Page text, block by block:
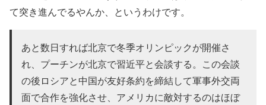
て突き進んでるやんか、というわけです。
あと数日すれば北京で冬季オリンピックが開催さ
れ、プーチンが北京で習近平と会談する。この会談
の後ロシアと中国が友好条約を締結して軍事外交両
面で合作を強化させ、アメリカに敵対するのはほぼ